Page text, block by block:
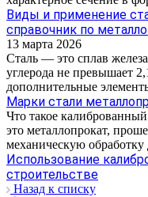
Виды и применение
справочник по
13 марта 2026
Сталь — это сплав
углерода не превышает
дополнительные
Марки стали
Что такое
это металлопрокат,
механическую обработку
Использование
строительстве
Назад к списку